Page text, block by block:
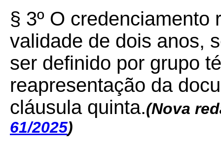
§ 3º O credenciamento
validade de dois anos,
ser definido por grupo
reapresentação da
cláusula quinta.(Nova
61/2025)